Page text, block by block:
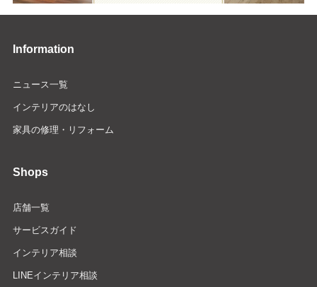
Information
ニュース一覧
インテリアのはなし
家具の修理・リフォーム
Shops
店舗一覧
サービスガイド
インテリア相談
LINEインテリア相談